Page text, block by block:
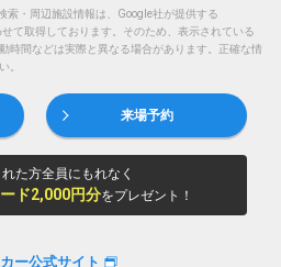
索・周辺施設情報は、Google社が提供する
て取得しております。そのため、表示されている
時間などは実際と異なる場合があります。正確な情
。
来場予約
た方全員にもれなく
ド2,000円分をプレゼント！
ー公式サイト